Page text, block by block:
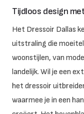
Tijdloos design
Het Dressoir Dallas
uitstraling die
woonstijlen, van
landelijk. Wil je een
het dressoir
waarmee je in een